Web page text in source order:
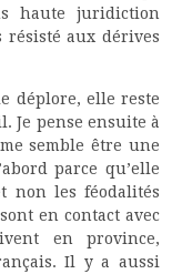
haute juridiction
résisté aux dérives
déplore, elle reste
Je pense ensuite à
semble être une
parce qu’elle
non les féodalités
en contact avec
en province,
Il y a aussi